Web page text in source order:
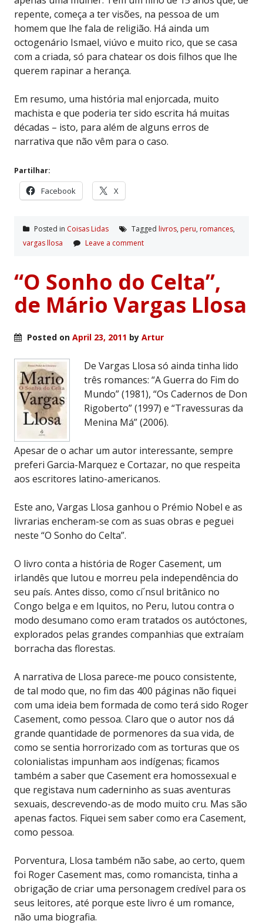
repente, começa a ter visões, na pessoa de um
homem que lhe fala de religião. Há ainda um
octogenário Ismael, viúvo e muito rico, que se casa
com a criada, só para chatear os dois filhos que lhe
querem rapinar a herança.
Em resumo, uma história mal enjorcada, muito
machista e que poderia ter sido escrita há muitas
décadas – isto, para além de alguns erros de
narrativa que não vêm para o caso.
Partilhar:
Facebook X
Posted in Coisas Lidas Tagged livros, peru, romances,
vargas llosa
Leave a comment
“O Sonho do Celta”,
de Mário Vargas Llosa
Posted on April 23, 2011 by Artur
De Vargas Llosa só ainda tinha lido
três romances: “A Guerra do Fim do
Mundo” (1981), “Os Cadernos de Don
Rigoberto” (1997) e “Travessuras da
Menina Má” (2006).
Apesar de o achar um autor interessante, sempre
preferi Garcia-Marquez e Cortazar, no que respeita
aos escritores latino-americanos.
Este ano, Vargas Llosa ganhou o Prémio Nobel e as
livrarias encheram-se com as suas obras e peguei
neste “O Sonho do Celta”.
O livro conta a história de Roger Casement, um
irlandês que lutou e morreu pela independência do
seu país. Antes disso, como cí´nsul britânico no
Congo belga e em Iquitos, no Peru, lutou contra o
modo desumano como eram tratados os autóctones,
explorados pelas grandes companhias que extraíam
borracha das florestas.
A narrativa de Llosa parece-me pouco consistente,
de tal modo que, no fim das 400 páginas não fiquei
com uma ideia bem formada de como terá sido Roger
Casement, como pessoa. Claro que o autor nos dá
grande quantidade de pormenores da sua vida, de
como se sentia horrorizado com as torturas que os
colonialistas impunham aos indígenas; ficamos
também a saber que Casement era homossexual e
que registava num caderninho as suas aventuras
sexuais, descrevendo-as de modo muito cru. Mas são
apenas factos. Fiquei sem saber como era Casement,
como pessoa.
Porventura, Llosa também não sabe, ao certo, quem
foi Roger Casement mas, como romancista, tinha a
obrigação de criar uma personagem credível para os
seus leitores, até porque este livro é um romance,
não uma biografia.